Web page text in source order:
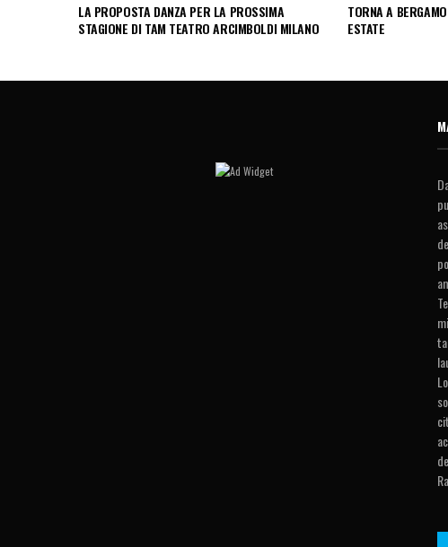
LA PROPOSTA DANZA PER LA PROSSIMA
STAGIONE DI TAM TEATRO ARCIMBOLDI MILANO
TORNA A
ESTATE